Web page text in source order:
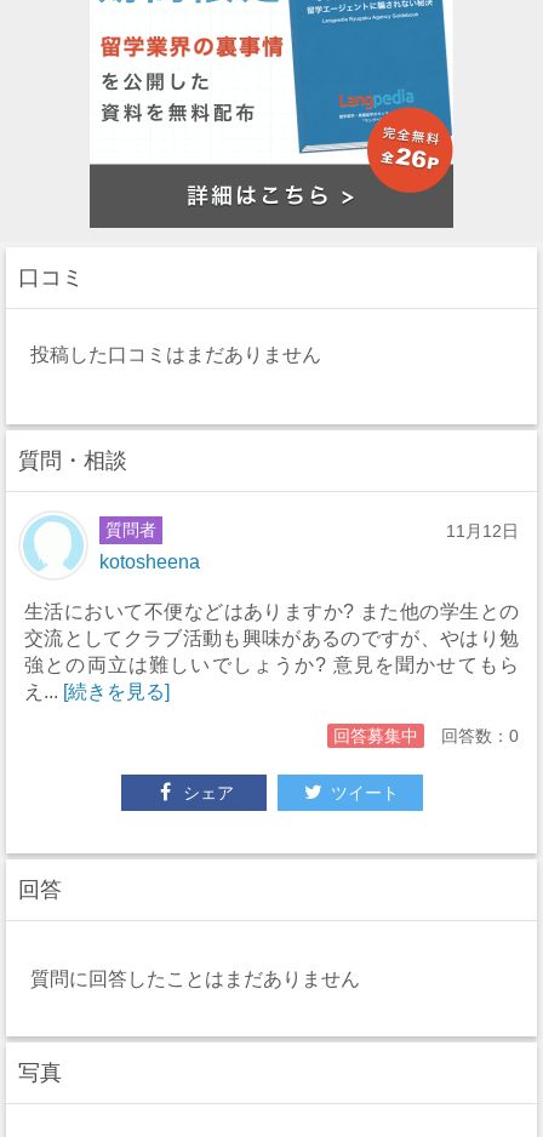
口コミ
投稿した口コミはまだありません
質問・相談
質問者
kotosheena
11月12日
生活において不便などはありますか? また他の学生との
交流としてクラブ活動も興味があるのですが、やはり勉
強との両立は難しいでしょうか? 意見を聞かせてもら
え... [続きを見る]
回答募集中 回答数：0
シェア ツイート
回答
質問に回答したことはまだありません
写真